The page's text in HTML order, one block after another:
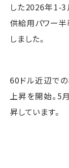
した2026年1-3
供給用パワー
しました。
60ドル近辺で
上昇を開始。5
昇しています。